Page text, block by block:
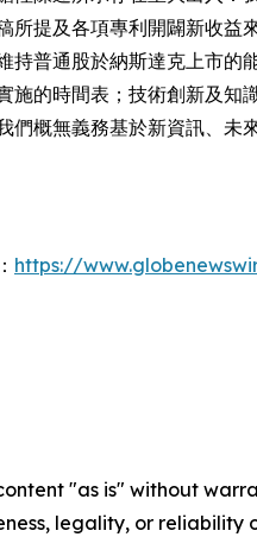
所提及各項專利開闢新收
持普通股於納斯達克上市
施的時間表；技術創新及
概無義務基於新資訊、未
https://
"as is" without
legality, or